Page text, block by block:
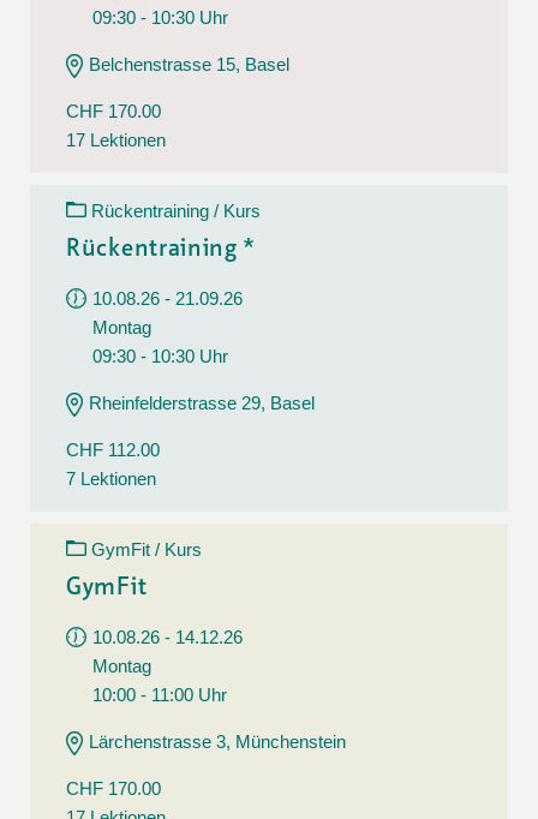
09:30 - 10:30 Uhr
Belchenstrasse 15, Basel
CHF 170.00
17 Lektionen
Rückentraining / Kurs
Rückentraining *
10.08.26 - 21.09.26
Montag
09:30 - 10:30 Uhr
Rheinfelderstrasse 29, Basel
CHF 112.00
7 Lektionen
GymFit / Kurs
GymFit
10.08.26 - 14.12.26
Montag
10:00 - 11:00 Uhr
Lärchenstrasse 3, Münchenstein
CHF 170.00